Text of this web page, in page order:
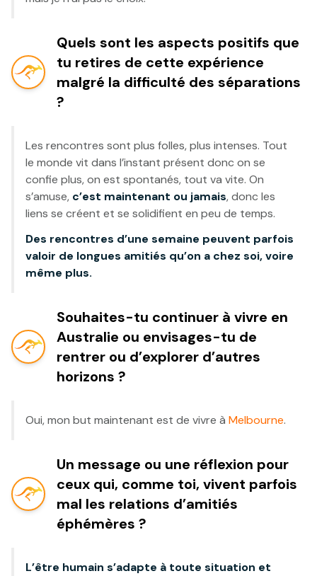
Quels sont les aspects positifs que
tu retires de cette expérience
malgré la difficulté des séparations
?
Les rencontres sont plus folles, plus intenses. Tout
le monde vit dans l’instant présent donc on se
confie plus, on est spontanés, tout va vite. On
s’amuse, c’est maintenant ou jamais, donc les
liens se créent et se solidifient en peu de temps.
Des rencontres d’une semaine peuvent parfois
valoir de longues amitiés qu’on a chez soi, voire
même plus.
Souhaites-tu continuer à vivre en
Australie ou envisages-tu de
rentrer ou d’explorer d’autres
horizons ?
Oui, mon but maintenant est de vivre à Melbourne.
Un message ou une réflexion pour
ceux qui, comme toi, vivent parfois
mal les relations d’amitiés
éphémères ?
L’être humain s’adapte à toute situation et